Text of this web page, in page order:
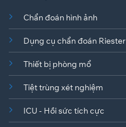
Chẩn đoán hình ảnh
Dụng cụ chẩn đoán Riester
Thiết bị phòng mổ
Tiệt trùng xét nghiệm
ICU - Hồi sức tích cực